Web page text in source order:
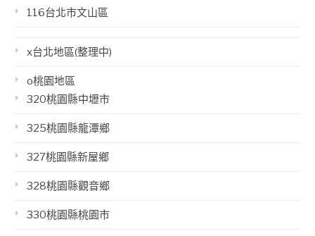
116台北市文山區
x台北地區(整理中)
o桃園地區
320桃園縣中壢市
325桃園縣龍潭鄉
327桃園縣新屋鄉
328桃園縣觀音鄉
330桃園縣桃園市